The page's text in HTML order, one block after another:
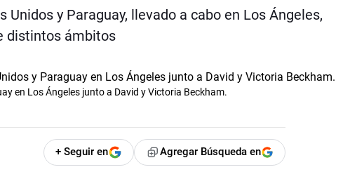
y Paraguay, llevado a cabo en Los Ángeles,
distintos ámbitos
en Los Ángeles junto a David y Victoria Beckham.
+ Seguir en Agregar Búsqueda en